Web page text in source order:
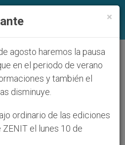
‘P.
María
×
agosto haremos la pausa
en el periodo de verano
y también el
disminuye.
ordinario de las ediciones
el lunes 10 de